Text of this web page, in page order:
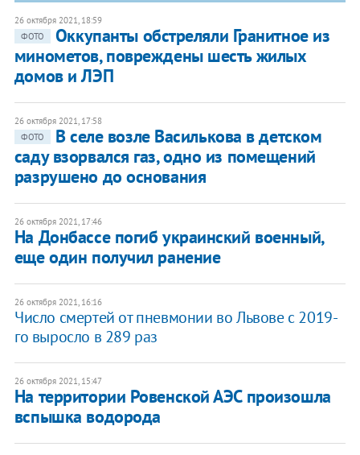
26 октября 2021, 18:59
ФОТО
Оккупанты обстреляли Гранитное из
минометов, повреждены шесть жилых
домов и ЛЭП
26 октября 2021, 17:58
ФОТО
В селе возле Василькова в детском
саду взорвался газ, одно из помещений
разрушено до основания
26 октября 2021, 17:46
На Донбассе погиб украинский военный,
еще один получил ранение
26 октября 2021, 16:16
Число смертей от пневмонии во Львове с 2019-
го выросло в 289 раз
26 октября 2021, 15:47
На территории Ровенской АЭС произошла
вспышка водорода